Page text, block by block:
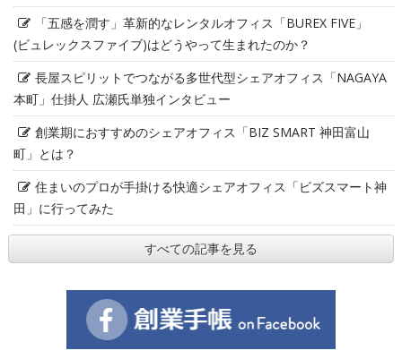
「五感を潤す」革新的なレンタルオフィス「BUREX FIVE」
(ビュレックスファイブ)はどうやって生まれたのか？
長屋スピリットでつながる多世代型シェアオフィス「NAGAYA
本町」仕掛人 広瀬氏単独インタビュー
創業期におすすめのシェアオフィス「BIZ SMART 神田富山
町」とは？
住まいのプロが手掛ける快適シェアオフィス「ビズスマート神
田」に行ってみた
すべての記事を見る